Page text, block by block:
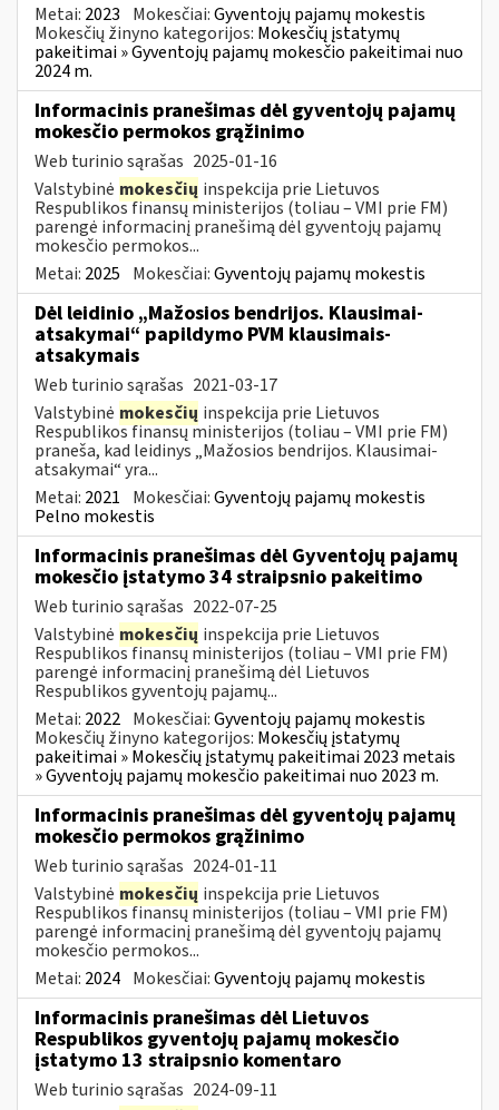
Metai: 2023 Mokesčiai:Gyventojų pajamų mokestis
Mokesčių žinyno kategorijos: Mokesčių įstatymų
pakeitimai » Gyventojų pajamų mokesčio pakeitimai nuo
2024 m.
Informacinis pranešimas dėl gyventojų pajamų
mokesčio permokos grąžinimo
Web turinio sąrašas 2025-01-16
Valstybinė mokesčių inspekcija prie Lietuvos
Respublikos finansų ministerijos (toliau – VMI prie FM)
parengė informacinį pranešimą dėl gyventojų pajamų
mokesčio permokos...
Metai: 2025 Mokesčiai:Gyventojų pajamų mokestis
Dėl leidinio „Mažosios bendrijos. Klausimai-
atsakymai“ papildymo PVM klausimais-
atsakymais
Web turinio sąrašas 2021-03-17
Valstybinė mokesčių inspekcija prie Lietuvos
Respublikos finansų ministerijos (toliau – VMI prie FM)
praneša, kad leidinys „Mažosios bendrijos. Klausimai-
atsakymai“ yra...
Metai: 2021 Mokesčiai:Gyventojų pajamų mokestis
Pelno mokestis
Informacinis pranešimas dėl Gyventojų pajamų
mokesčio įstatymo 34 straipsnio pakeitimo
Web turinio sąrašas 2022-07-25
Valstybinė mokesčių inspekcija prie Lietuvos
Respublikos finansų ministerijos (toliau – VMI prie FM)
parengė informacinį pranešimą dėl Lietuvos
Respublikos gyventojų pajamų...
Metai: 2022 Mokesčiai:Gyventojų pajamų mokestis
Mokesčių žinyno kategorijos: Mokesčių įstatymų
pakeitimai » Mokesčių įstatymų pakeitimai 2023 metais
» Gyventojų pajamų mokesčio pakeitimai nuo 2023 m.
Informacinis pranešimas dėl gyventojų pajamų
mokesčio permokos grąžinimo
Web turinio sąrašas 2024-01-11
Valstybinė mokesčių inspekcija prie Lietuvos
Respublikos finansų ministerijos (toliau – VMI prie FM)
parengė informacinį pranešimą dėl gyventojų pajamų
mokesčio permokos...
Metai: 2024 Mokesčiai:Gyventojų pajamų mokestis
Informacinis pranešimas dėl Lietuvos
Respublikos gyventojų pajamų mokesčio
įstatymo 13 straipsnio komentaro
Web turinio sąrašas 2024-09-11